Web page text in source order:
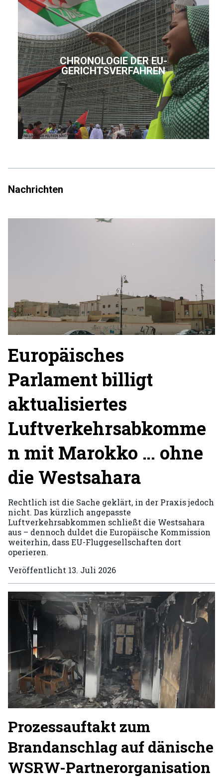
CHRONOLOGIE DER EU-
GERICHTSVERFAHREN
Nachrichten
Europäisches
Parlament billigt
aktualisiertes
Luftverkehrsabkomme
n mit Marokko … ohne
die Westsahara
Rechtlich ist die Sache geklärt, in der Praxis jedoch
nicht. Das kürzlich angepasste
Luftverkehrsabkommen schließt die Westsahara
aus – dennoch duldet die Europäische Kommission
weiterhin, dass EU-Fluggesellschaften dort
operieren.
Veröffentlicht 13. Juli 2026
Prozessauftakt zum
Brandanschlag auf dänische
WSRW-Partnerorganisation